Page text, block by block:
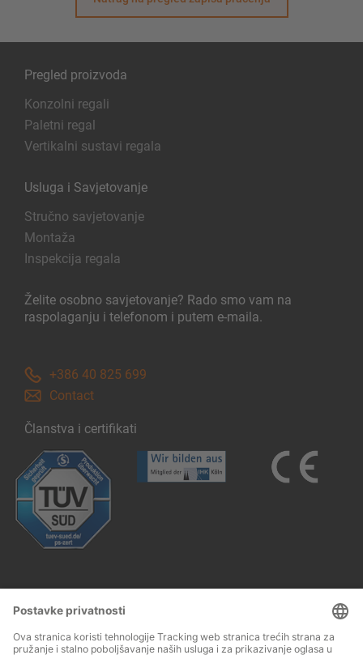
Pregled proizvoda
Konzolni regali
Paletni regal
Vertikalni sustavi regala
Usluga i Savjetovanje
Stručno savjetovanje
Montaža
Inspekcija regala
Želite osobno savjetovanje? Rado smo vam na
raspolaganju i telefonom i putem e-maila.
+386 40 825 699
Contact
Članstva i certifikati